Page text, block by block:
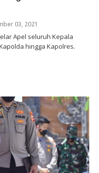
03, 2021
Apel seluruh Kepala
hingga Kapolres.